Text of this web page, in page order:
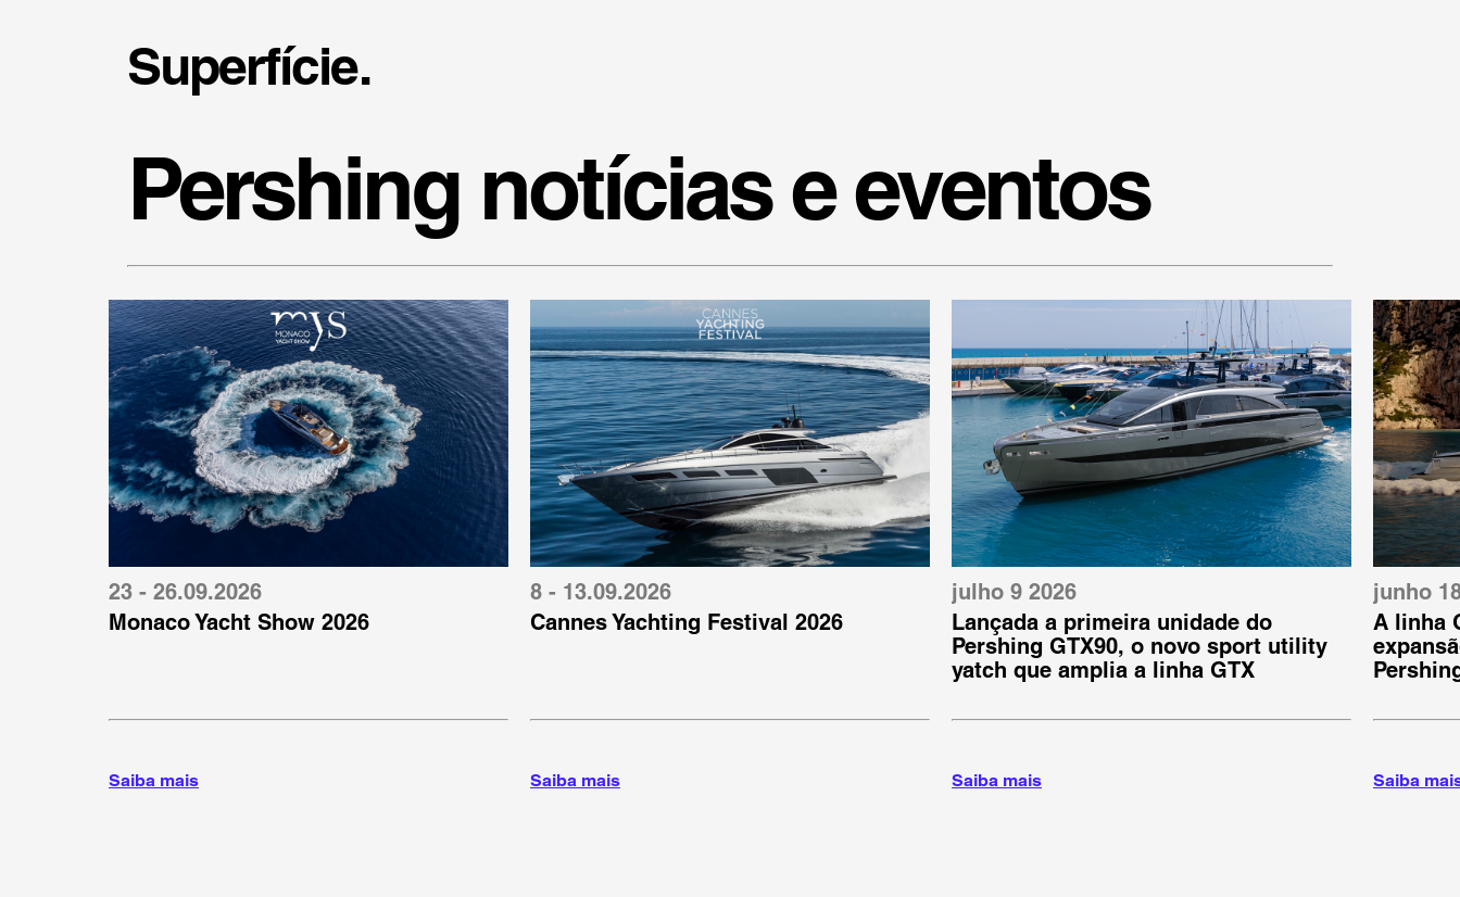
Superfície.
Pershing notícias e eventos
23 - 26.09.2026
Monaco Yacht Show 2026
Saiba mais
8 - 13.09.2026
Cannes Yachting Festival 2026
Saiba mais
julho 9 2026
Lançada a primeira unidade do
Pershing GTX90, o novo sport utility
yatch que amplia a linha GTX
Saiba mais
junho
A linha
Saiba